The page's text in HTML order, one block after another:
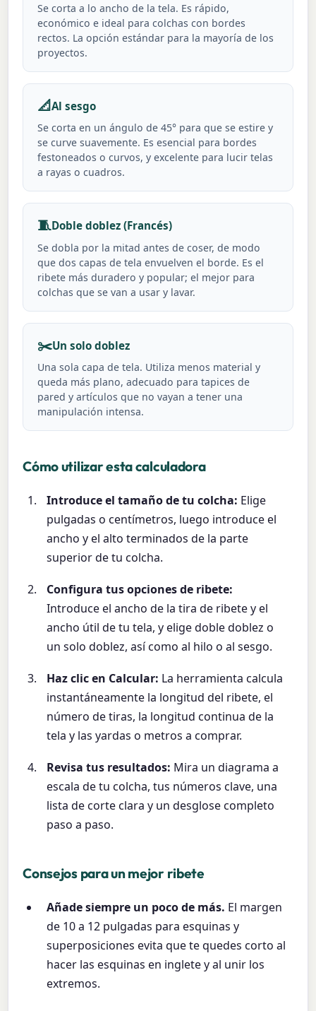
Se corta a lo ancho de la tela. Es rápido,
económico e ideal para colchas con bordes
rectos. La opción estándar para la mayoría de los
proyectos.
📐Al sesgo
Se corta en un ángulo de 45° para que se estire y
se curve suavemente. Es esencial para bordes
festoneados o curvos, y excelente para lucir telas
a rayas o cuadros.
🧵Doble doblez (Francés)
Se dobla por la mitad antes de coser, de modo
que dos capas de tela envuelven el borde. Es el
ribete más duradero y popular; el mejor para
colchas que se van a usar y lavar.
✂️Un solo doblez
Una sola capa de tela. Utiliza menos material y
queda más plano, adecuado para tapices de
pared y artículos que no vayan a tener una
manipulación intensa.
Cómo utilizar esta calculadora
Introduce el tamaño de tu colcha: Elige
pulgadas o centímetros, luego introduce el
ancho y el alto terminados de la parte
superior de tu colcha.
Configura tus opciones de ribete:
Introduce el ancho de la tira de ribete y el
ancho útil de tu tela, y elige doble doblez o
un solo doblez, así como al hilo o al sesgo.
Haz clic en Calcular: La herramienta calcula
instantáneamente la longitud del ribete, el
número de tiras, la longitud continua de la
tela y las yardas o metros a comprar.
Revisa tus resultados: Mira un diagrama a
escala de tu colcha, tus números clave, una
lista de corte clara y un desglose completo
paso a paso.
Consejos para un mejor ribete
Añade siempre un poco de más. El margen
de 10 a 12 pulgadas para esquinas y
superposiciones evita que te quedes corto al
hacer las esquinas en inglete y al unir los
extremos.